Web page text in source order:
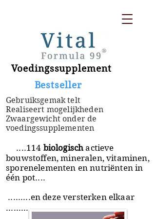
Voedingssupplement
​ Bestseller
Gebruiksgemak telt
Realiseert mogelijkheden
Zwaargewicht onder de
voedingssupplementen
....114 biologischactieve
bouwstoffen, mineralen, vitaminen,
sporenelementen en nutriënten in
één pot....
.........en deze versterken elkaar
.........